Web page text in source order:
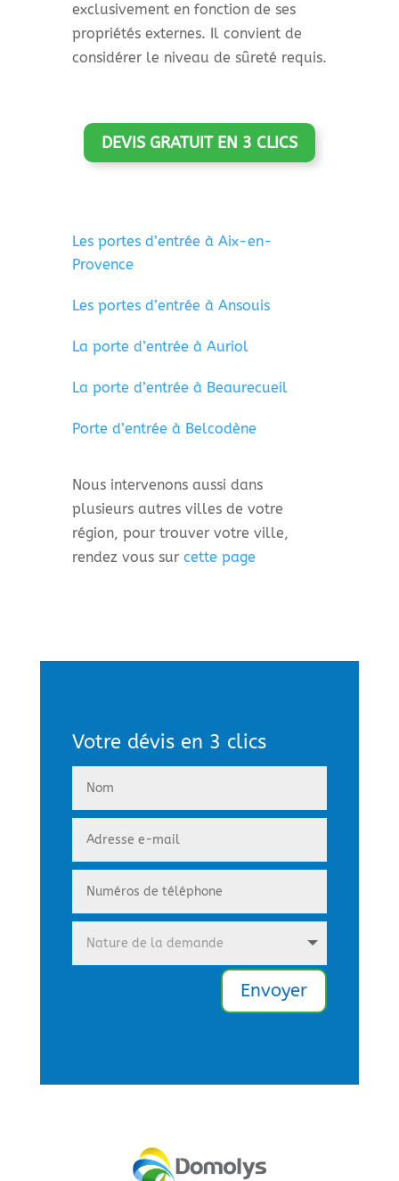
exclusivement en fonction de ses
propriétés externes. Il convient de
considérer le niveau de sûreté requis.
DEVIS GRATUIT EN 3 CLICS
Les portes d’entrée à Aix-en-
Provence
Les portes d’entrée à Ansouis
La porte d’entrée à Auriol
La porte d’entrée à Beaurecueil
Porte d’entrée à Belcodène
Nous intervenons aussi dans
plusieurs autres villes de votre
région, pour trouver votre ville,
rendez vous sur cette page
Votre dévis en 3 clics
Envoyer